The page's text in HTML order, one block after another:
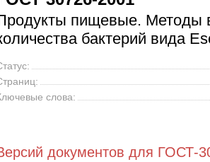
пищевые. Методы
бактерий вида
слова:
документов для ГОСТ-